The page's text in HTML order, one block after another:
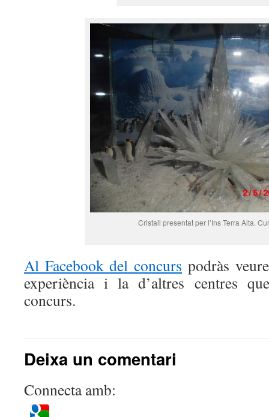
Cristall presentat per l’Ins Terra Alta.
Al Facebook del concurs podràs
experiència i la d’altres centres
concurs.
Deixa un comentari
Connecta amb: